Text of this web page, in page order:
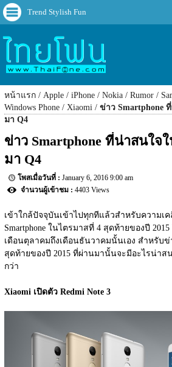
Trend Stylish Fun
หน้าแรก Apple iPhone Nokia Rumor
Windows Phone
Xiaomi
ข่าว Smartphone
มา Q4
ข่าว Smartphone ที่น่าสนใจ
มา Q4
January 6, 2016 9:00 am
4403 Views
เข้าใกล้ปัจจุบันเข้าไปทุกทีแล้วสำหรับความเ
Smartphone ในไตรมาสที่ 4 สุดท้ายของปี
เดือนตุลาคมถึงเดือนธันวาคมนั้นเอง สำหรับ
สุดท้ายของปี 2015 ที่ผ่านมานั้นจะมีอะไรน่าส
กว่า
Xiaomi เปิดตัว Redmi Note 3